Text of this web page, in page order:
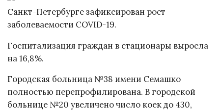
Санкт-Петербурге зафиксирован рост
заболеваемости COVID-19.
Госпитализация граждан в стационары выросла
на 16,8%.
Городская больница №38 имени Семашко
полностью перепрофилирована. В городской
больнице №20 увеличено число коек до 430,